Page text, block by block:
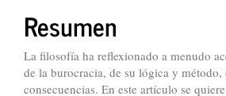
Resumen
La filosofía ha reflexionado a menudo
de la burocracia, de su lógica y método,
consecuencias. En este artículo se